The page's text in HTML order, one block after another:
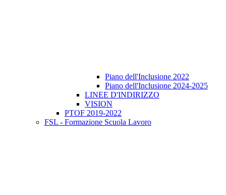
Piano dell'Inclusione 2022
Piano dell'Inclusione 2024-2025
LINEE D'INDIRIZZO
VISION
PTOF 2019-2022
FSL - Formazione Scuola Lavoro